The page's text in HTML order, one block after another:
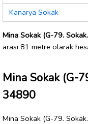
Kanarya Sokak
Mina Sokak (G-79.
arası 81 metre olarak
Mina Sokak (G-
34890
Mina Sokak (G-79.